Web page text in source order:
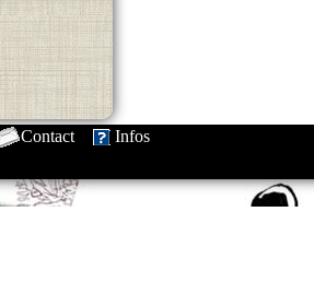
Contact Infos